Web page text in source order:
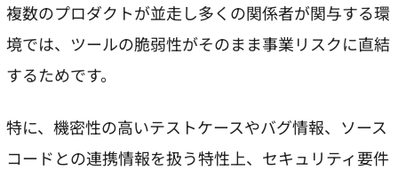
複数のプロダクトが並走し多くの関係者が関与する環
境では、ツールの脆弱性がそのまま事業リスクに直結
するためです。
特に、機密性の高いテストケースやバグ情報、ソース
コードとの連携情報を扱う特性上、セキュリティ要件